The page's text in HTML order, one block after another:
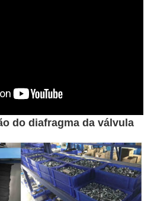
do diafragma da válvula